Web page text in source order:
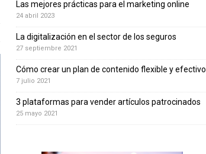
Las mejores prácticas para el marketing online
24 abril 2023
La digitalización en el sector de los seguros
27 septiembre 2021
Cómo crear un plan de contenido flexible y efectivo
7 julio 2021
3 plataformas para vender artículos patrocinados
25 mayo 2021